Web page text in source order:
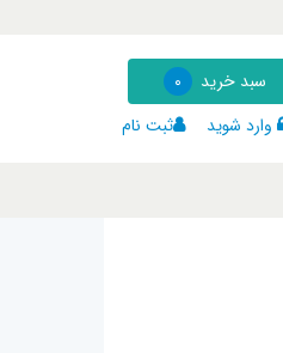
سبد خرید
0
وارد شوید
ثبت نام